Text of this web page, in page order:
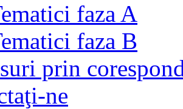
faza A
faza B
prin
ne